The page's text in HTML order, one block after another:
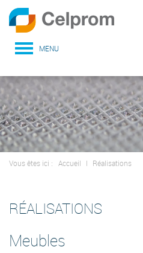
MENU
Vous êtes ici : Accueil I Réalisations
RÉALISATIONS
Meubles